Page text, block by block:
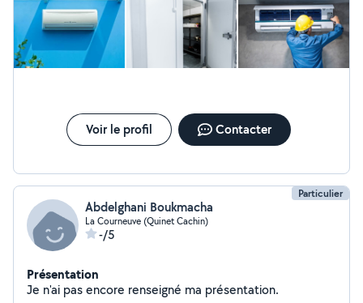
Voir le profil Contacter
Particulier
Abdelghani Boukmacha
La Courneuve (Quinet Cachin)
-/5
Présentation
Je n'ai pas encore renseigné ma présentation.